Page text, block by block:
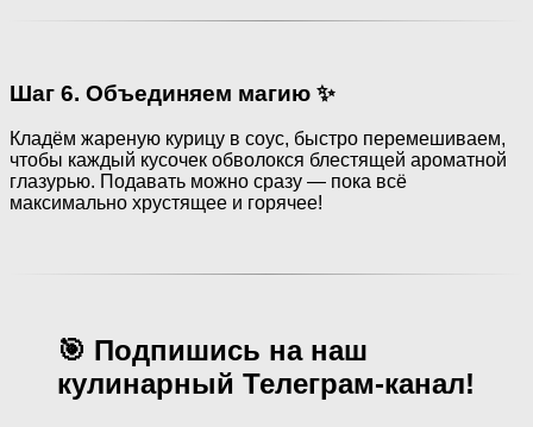
Шаг 6. Объединяем магию ✨
Кладём жареную курицу в соус, быстро перемешиваем,
чтобы каждый кусочек обволокся блестящей ароматной
глазурью. Подавать можно сразу — пока всё
максимально хрустящее и горячее!
🎯 Подпишись на наш
кулинарный Телеграм-канал!